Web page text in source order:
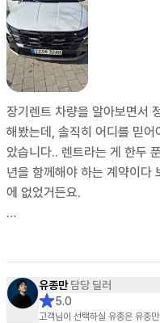
아보세요~
장기렌트 차량을 알아보면서
해봤는데, 솔직히 어디를 믿
았습니다.. 렌트라는 게 한두
년을 함께해야 하는 계약이다
에 없었거든요.
그러던 중에 유종만 팀장님
다 피드백이 정말 빠르셨습니
락드리면 항상 빠르게 답변을
없었고, 차량 조건이나 견적
유종만 담당 딜러
5.0
고객님이 선택하실 유종은 유종